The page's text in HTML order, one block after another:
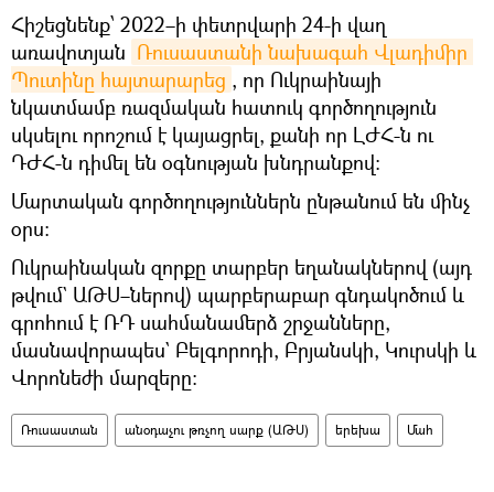
Հիշեցնենք՝ 2022–ի փետրվարի 24-ի վաղ
առավոտյան Ռուսաստանի նախագահ Վլադիմիր
Պուտինը հայտարարեց , որ Ուկրաինայի
նկատմամբ ռազմական հատուկ գործողություն
սկսելու որոշում է կայացրել, քանի որ ԼԺՀ-ն ու
ԴԺՀ-ն դիմել են օգնության խնդրանքով։
Մարտական գործողություններն ընթանում են մինչ
օրս։
Ուկրաինական զորքը տարբեր եղանակներով (այդ
թվում` ԱԹՍ–ներով) պարբերաբար գնդակոծում և
գրոհում է ՌԴ սահմանամերձ շրջանները,
մասնավորապես` Բելգորոդի, Բրյանսկի, Կուրսկի և
Վորոնեժի մարզերը։
Ռուսաստան անօդաչու թռչող սարք (ԱԹՍ) երեխա Մահ